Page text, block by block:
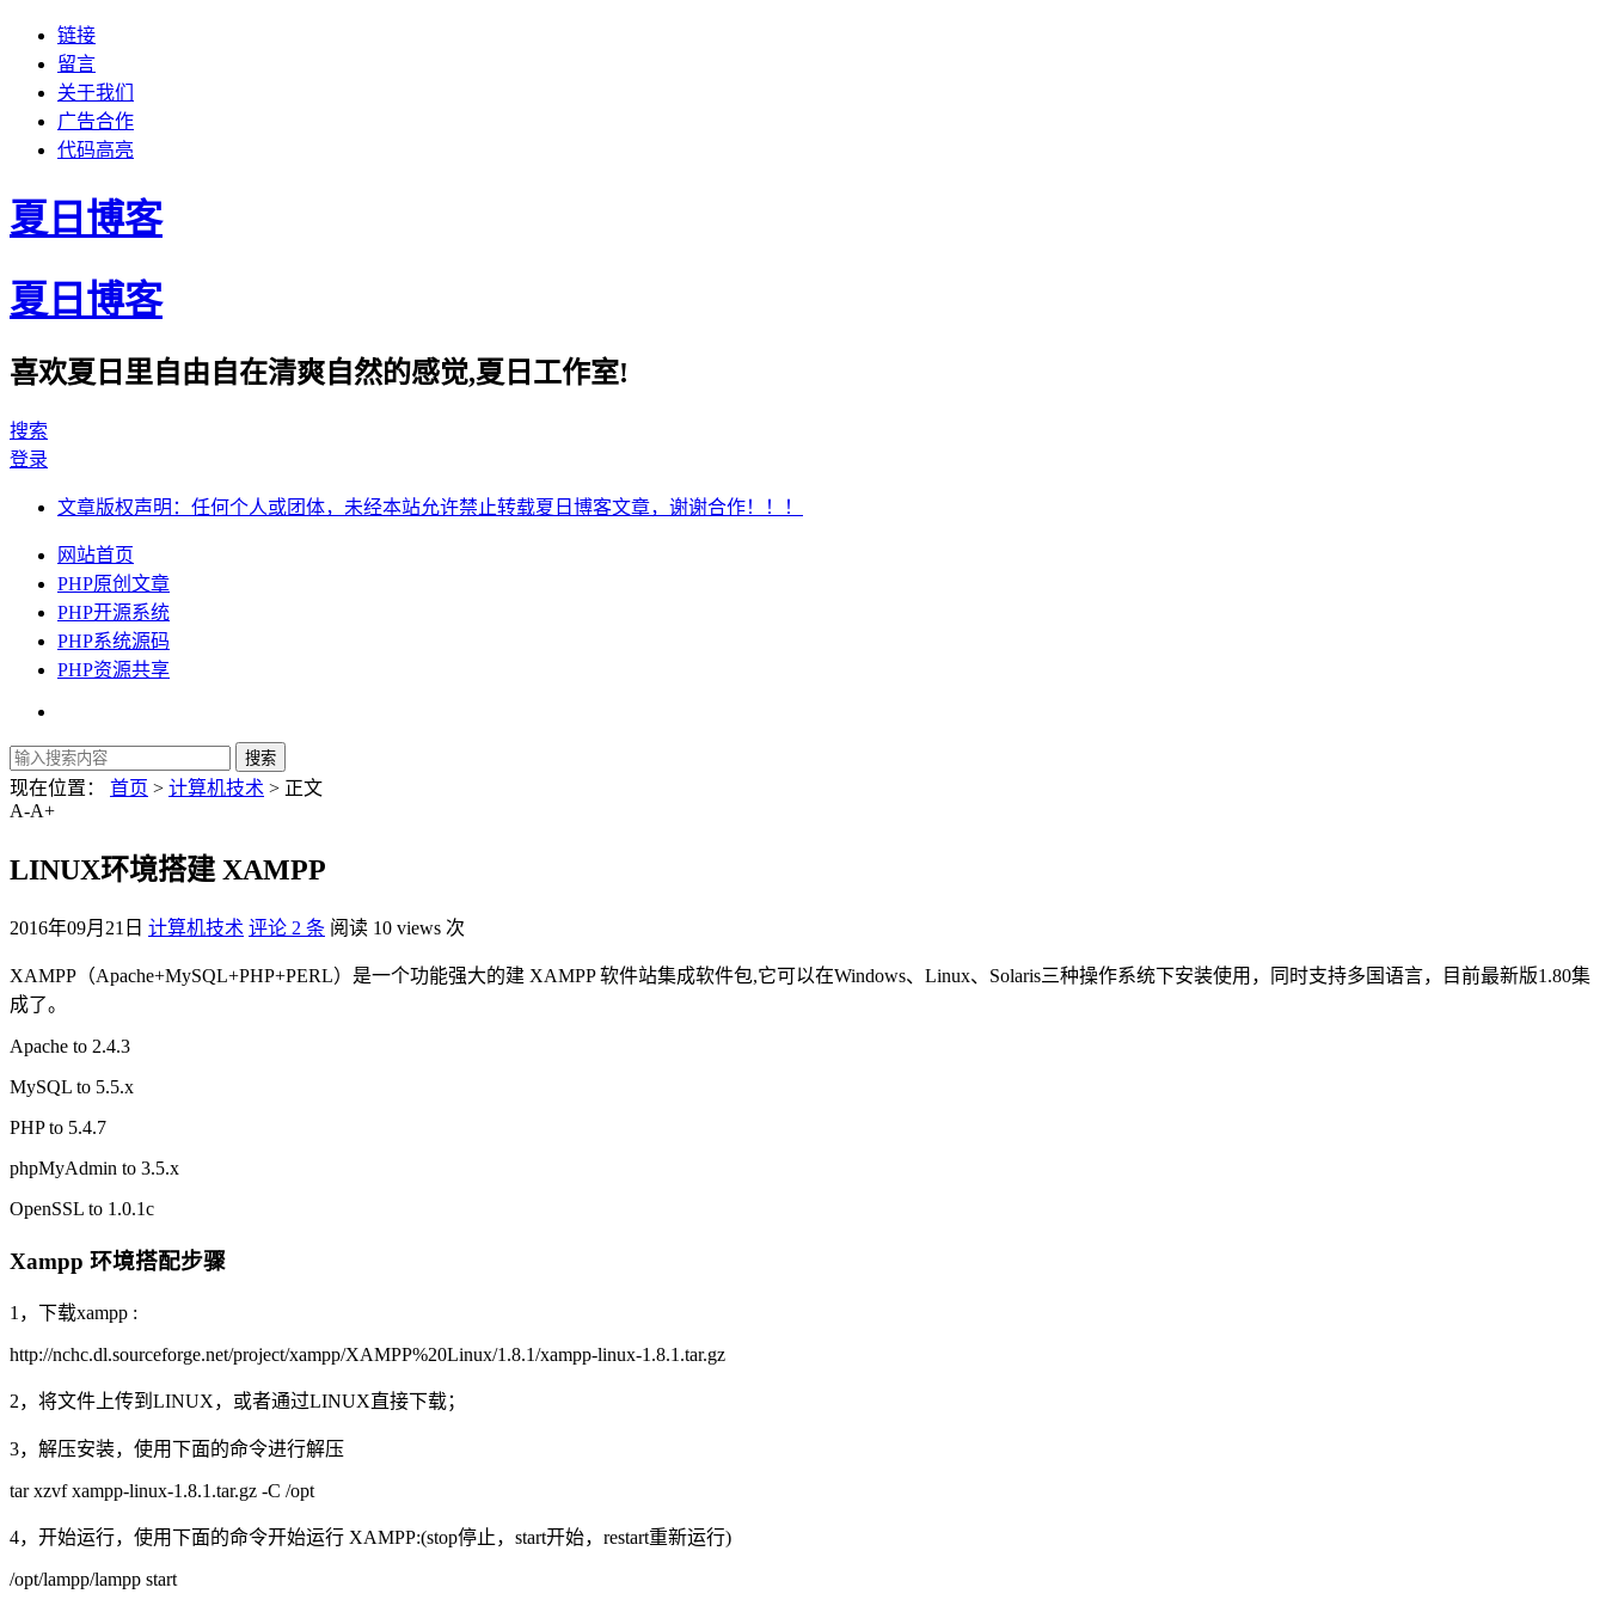
链接
留言
关于我们
广告合作
代码高亮
夏日博客
夏日博客
喜欢夏日里自由自在清爽自然的感觉,夏日工作室!
搜索
登录
文章版权声明：任何个人或团体，未经本站允许禁止转载夏日博客文章，谢谢合作！！！
网站首页
PHP原创文章
PHP开源系统
PHP系统源码
PHP资源共享
现在位置： 首页 > 计算机技术 > 正文
A-A+
LINUX环境搭建 XAMPP
2016年09月21日 计算机技术 评论 2 条 阅读 10 views 次
XAMPP（Apache+MySQL+PHP+PERL）是一个功能强大的建 XAMPP 软件站集成软件包,它可以在Windows、Linux、Solaris三种操作系统下安装使用，同时支持多国语言，目前最新版1.80集
成了。
Apache to 2.4.3
MySQL to 5.5.x
PHP to 5.4.7
phpMyAdmin to 3.5.x
OpenSSL to 1.0.1c
Xampp 环境搭配步骤
1，下载xampp :
http://nchc.dl.sourceforge.net/project/xampp/XAMPP%20Linux/1.8.1/xampp-linux-1.8.1.tar.gz
2，将文件上传到LINUX，或者通过LINUX直接下载；
3，解压安装，使用下面的命令进行解压
tar xzvf xampp-linux-1.8.1.tar.gz -C /opt
4，开始运行，使用下面的命令开始运行 XAMPP:(stop停止，start开始，restart重新运行)
/opt/lampp/lampp start